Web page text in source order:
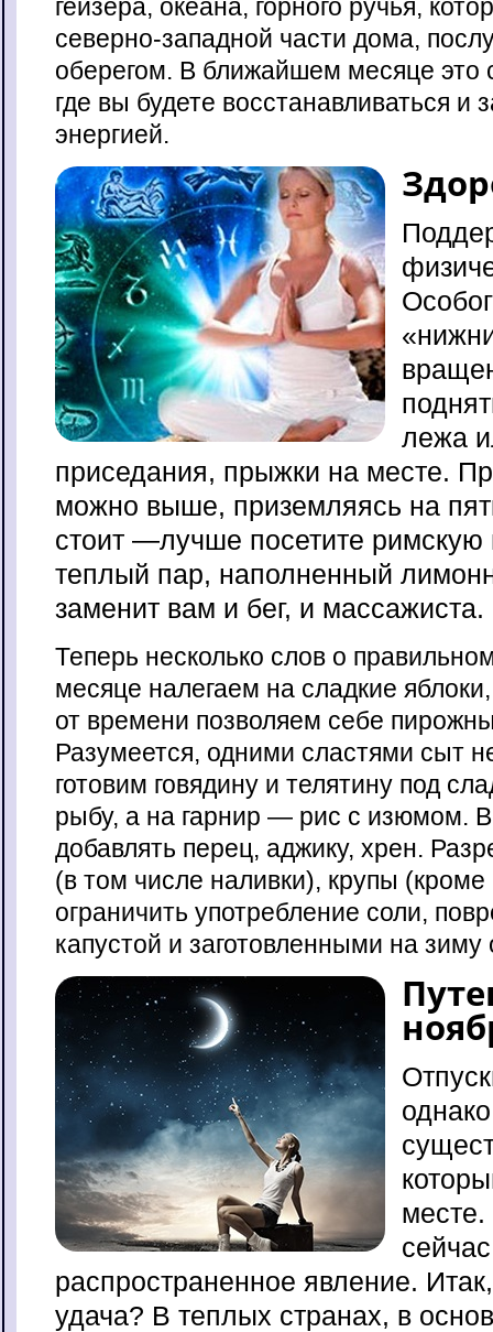
гейзера, океана, горного ручья,
северно-западной части дома,
оберегом. В ближайшем месяце это
где вы будете восстанавливаться и
энергией.
лежа
приседания, прыжки на месте.
можно выше, приземляясь на
стоит —лучше посетите римскую
теплый пар, наполненный
заменит вам и бег, и массажиста.
Теперь несколько слов о
месяце налегаем на сладкие
от времени позволяем себе
Разумеется, одними сластями сыт
готовим говядину и телятину под
рыбу, а на гарнир — рис с изюмом.
добавлять перец, аджику, хрен.
(в том числе наливки), крупы
ограничить употребление соли,
капустой и заготовленными на зиму
распространенное явление.
удача? В теплых странах, в